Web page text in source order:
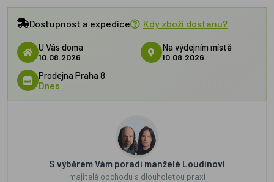
Dostupnost a expedice Kdy zboží dostanu?
U Vás doma
10.08.2026
Na výdejním místě
10.08.2026
Prodejna Praha 8
Dnes
S výběrem Vám poradí manželé Loudínovi
majitelé obchodu s dlouholetou praxí